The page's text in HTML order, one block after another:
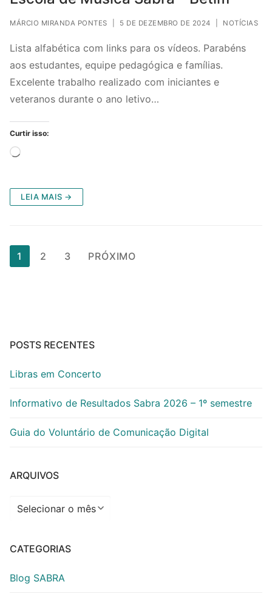
MÁRCIO MIRANDA PONTES 5 DE DEZEMBRO DE 2024 NOTÍCIAS
Lista alfabética com links para os vídeos. Parabéns
aos estudantes, equipe pedagógica e famílias.
Excelente trabalho realizado com iniciantes e
veteranos durante o ano letivo…
Curtir isso:
Carregando...
LEIA MAIS →
Paginação
de
1 2 3 PRÓXIMO
POSTS RECENTES
Libras em Concerto
Informativo de Resultados Sabra 2026 – 1º semestre
Guia do Voluntário de Comunicação Digital
ARQUIVOS
Arquivos
CATEGORIAS
Blog SABRA